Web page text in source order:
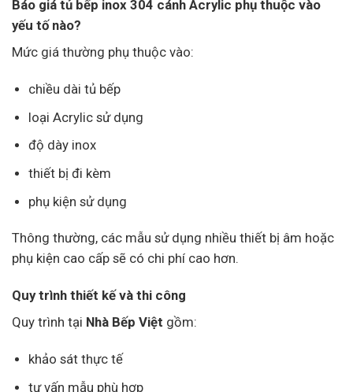
Báo giá tủ bếp inox 304 cánh Acrylic phụ thuộc vào
yếu tố nào?
Mức giá thường phụ thuộc vào:
chiều dài tủ bếp
loại Acrylic sử dụng
độ dày inox
thiết bị đi kèm
phụ kiện sử dụng
Thông thường, các mẫu sử dụng nhiều thiết bị âm hoặc
phụ kiện cao cấp sẽ có chi phí cao hơn.
Quy trình thiết kế và thi công
Quy trình tại Nhà Bếp Việt gồm:
khảo sát thực tế
tư vấn mẫu phù hợp